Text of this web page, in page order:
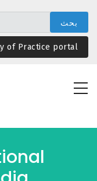
المحتوى
الرئيسيof Practice portal